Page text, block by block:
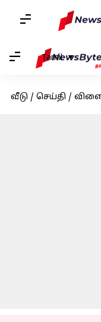
Tamil
வீடு / செய்தி /